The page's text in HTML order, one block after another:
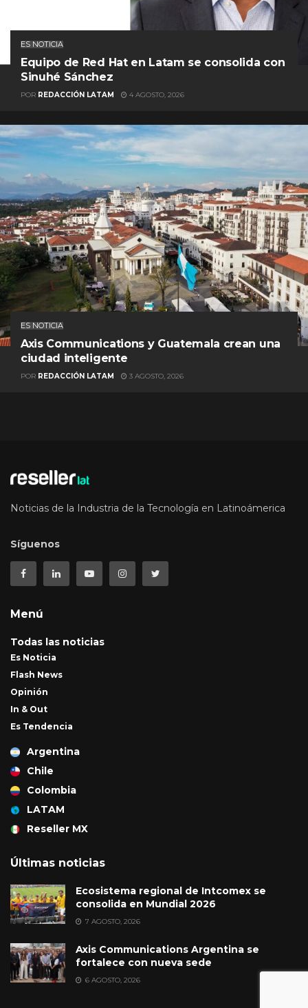
ES NOTICIA
Equipo de Red Hat en Latam se consolida con
Sinuhé Sánchez
POR REDACCIÓN LATAM 4 AGOSTO, 2026
ES NOTICIA
Axis Communications y Guatemala crean una
ciudad inteligente
POR REDACCIÓN LATAM 3 AGOSTO, 2026
Noticias de la Industria de la Tecnología en Latinoámerica
Síguenos
Menú
Todas las noticias
Es Noticia
Flash News
Opinión
In & Out
Es Tendencia
Argentina
Chile
Colombia
LATAM
Reseller MX
Últimas noticias
Ecosistema regional de Intcomex se
consolida en Mundial 2026
7 AGOSTO, 2026
Axis Communications Argentina se
fortalece con nueva sede
6 AGOSTO, 2026